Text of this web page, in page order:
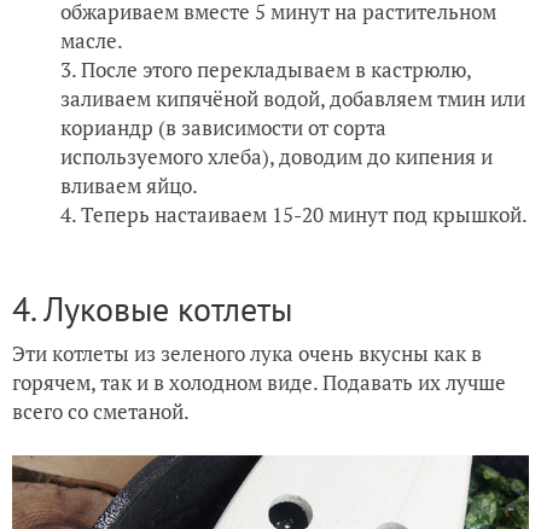
обжариваем вместе 5 минут на растительном
масле.
После этого перекладываем в кастрюлю,
заливаем кипячёной водой, добавляем тмин или
кориандр (в зависимости от сорта
используемого хлеба), доводим до кипения и
вливаем яйцо.
Теперь настаиваем 15-20 минут под крышкой.
4. Луковые котлеты
Эти котлеты из зеленого лука очень вкусны как в
горячем, так и в холодном виде. Подавать их лучше
всего со сметаной.